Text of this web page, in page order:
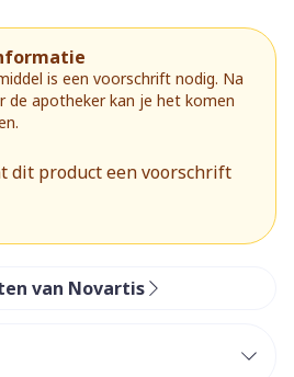
is een voorschrift nodig. Na
de apotheker kan je het komen
dit product een voorschrift
van Novartis